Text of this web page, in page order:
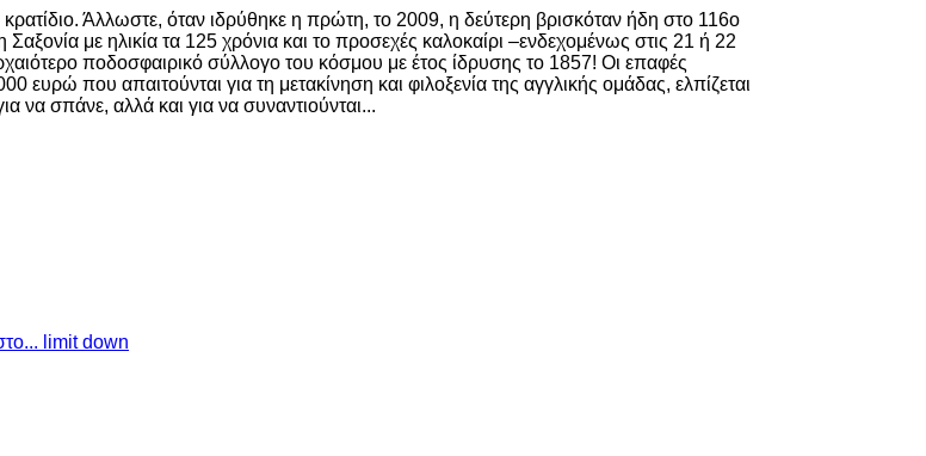
Άλλωστε, όταν ιδρύθηκε η πρώτη, το 2009, η δεύτερη βρισκόταν ήδη στο 116ο
με ηλικία τα 125 χρόνια και το προσεχές καλοκαίρι –ενδεχομένως στις 21 ή 22
ποδοσφαιρικό σύλλογο του κόσμου με έτος ίδρυσης το 1857! Οι επαφές
που απαιτούνται για τη μετακίνηση και φιλοξενία της αγγλικής ομάδας, ελπίζεται
να σπάνε, αλλά και για να συναντιούνται...
limit down